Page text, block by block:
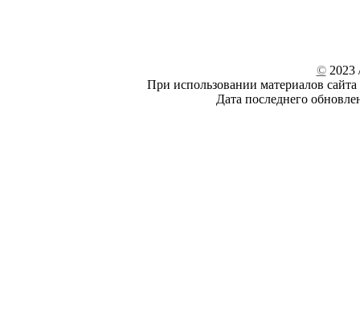
©2023
При использовании материалов
Дата последнего